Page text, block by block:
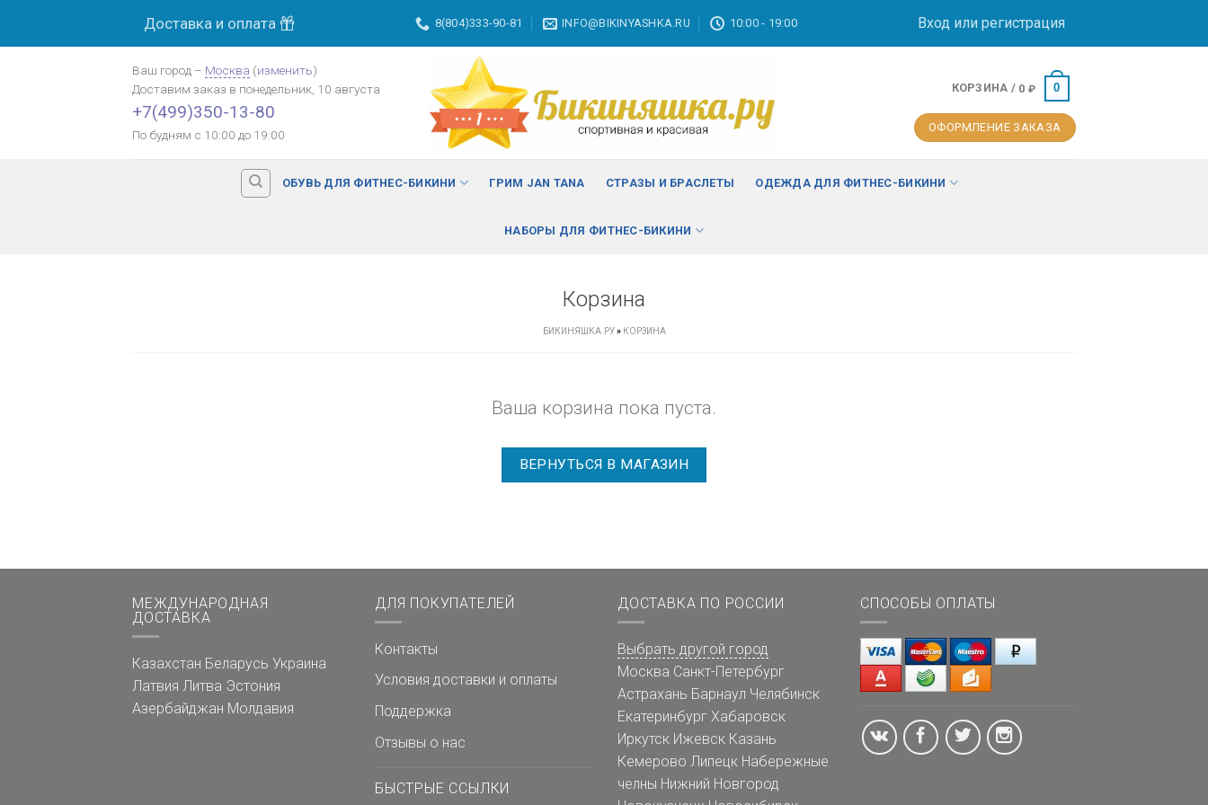
Доставка и оплата 8(804)333-90-81 INFO@BIKINYASHKA.RU 10:00 - 19:00 Вход или регистрация
Ваш город – Москва (изменить)
Доставим заказ в понедельник, 10 августа
+7(499)350-13-80
По будням с 10:00 до 19:00
КОРЗИНА / 0 ₽ 0
ОФОРМЛЕНИЕ ЗАКАЗА
ОБУВЬ ДЛЯ ФИТНЕС-БИКИНИ ГРИМ JAN TANA СТРАЗЫ И БРАСЛЕТЫ ОДЕЖДА ДЛЯ ФИТНЕС-БИКИНИ
НАБОРЫ ДЛЯ ФИТНЕС-БИКИНИ
Корзина
БИКИНЯШКА.РУ» КОРЗИНА
Ваша корзина пока пуста.
ВЕРНУТЬСЯ В МАГАЗИН
МЕЖДУНАРОДНАЯ
ДОСТАВКА
Казахстан Беларусь Украина
Латвия Литва Эстония
Азербайджан Молдавия
ДЛЯ ПОКУПАТЕЛЕЙ
Контакты
Условия доставки и оплаты
Поддержка
Отзывы о нас
БЫСТРЫЕ ССЫЛКИ
ДОСТАВКА ПО РОССИИ
Выбрать другой город
Москва Санкт-Петербург
Астрахань Барнаул Челябинск
Екатеринбург Хабаровск
Иркутск Ижевск Казань
Кемерово Липецк Набережные
челны Нижний Новгород
СПОСОБЫ ОПЛАТЫ